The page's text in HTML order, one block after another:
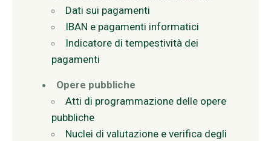
Dati sui pagamenti
IBAN e pagamenti informatici
Indicatore di tempestività dei
pagamenti
Opere pubbliche
Atti di programmazione delle opere
pubbliche
Nuclei di valutazione e verifica degli